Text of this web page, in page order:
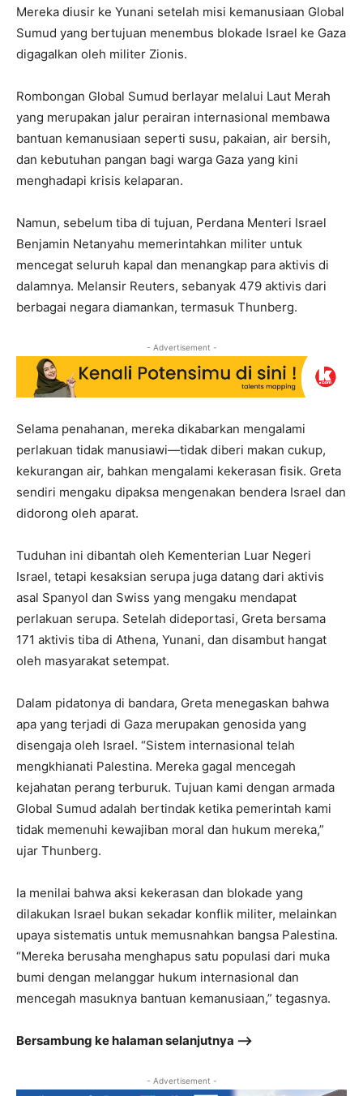
Mereka diusir ke Yunani setelah misi kemanusiaan Global
Sumud yang bertujuan menembus blokade Israel ke Gaza
digagalkan oleh militer Zionis.
Rombongan Global Sumud berlayar melalui Laut Merah
yang merupakan jalur perairan internasional membawa
bantuan kemanusiaan seperti susu, pakaian, air bersih,
dan kebutuhan pangan bagi warga Gaza yang kini
menghadapi krisis kelaparan.
Namun, sebelum tiba di tujuan, Perdana Menteri Israel
Benjamin Netanyahu memerintahkan militer untuk
mencegat seluruh kapal dan menangkap para aktivis di
dalamnya. Melansir Reuters, sebanyak 479 aktivis dari
berbagai negara diamankan, termasuk Thunberg.
- Advertisement -
Selama penahanan, mereka dikabarkan mengalami
perlakuan tidak manusiawi—tidak diberi makan cukup,
kekurangan air, bahkan mengalami kekerasan fisik. Greta
sendiri mengaku dipaksa mengenakan bendera Israel dan
didorong oleh aparat.
Tuduhan ini dibantah oleh Kementerian Luar Negeri
Israel, tetapi kesaksian serupa juga datang dari aktivis
asal Spanyol dan Swiss yang mengaku mendapat
perlakuan serupa. Setelah dideportasi, Greta bersama
171 aktivis tiba di Athena, Yunani, dan disambut hangat
oleh masyarakat setempat.
Dalam pidatonya di bandara, Greta menegaskan bahwa
apa yang terjadi di Gaza merupakan genosida yang
disengaja oleh Israel. “Sistem internasional telah
mengkhianati Palestina. Mereka gagal mencegah
kejahatan perang terburuk. Tujuan kami dengan armada
Global Sumud adalah bertindak ketika pemerintah kami
tidak memenuhi kewajiban moral dan hukum mereka,”
ujar Thunberg.
Ia menilai bahwa aksi kekerasan dan blokade yang
dilakukan Israel bukan sekadar konflik militer, melainkan
upaya sistematis untuk memusnahkan bangsa Palestina.
“Mereka berusaha menghapus satu populasi dari muka
bumi dengan melanggar hukum internasional dan
mencegah masuknya bantuan kemanusiaan,” tegasnya.
Bersambung ke halaman selanjutnya –>
- Advertisement -